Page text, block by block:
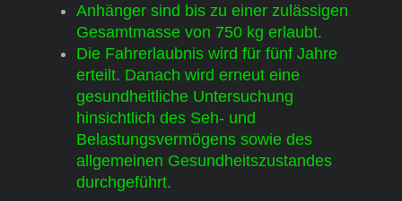
Anhänger sind bis zu einer zulässigen
Gesamtmasse von 750 kg erlaubt.
Die Fahrerlaubnis wird für fünf Jahre
erteilt. Danach wird erneut eine
gesundheitliche Untersuchung
hinsichtlich des Seh- und
Belastungsvermögens sowie des
allgemeinen Gesundheitszustandes
durchgeführt.